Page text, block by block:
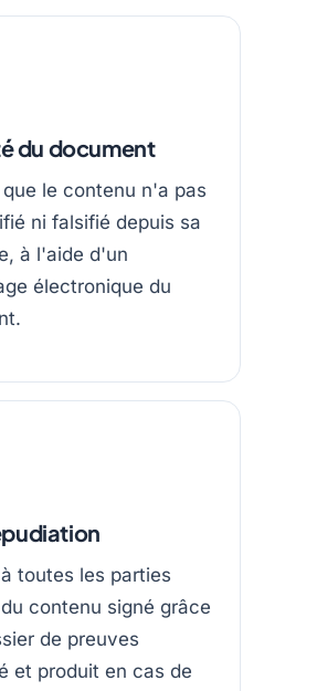
du document
le contenu n'a pas
ni falsifié depuis sa
à l'aide d'un
électronique du
toutes les parties
contenu signé grâce
de preuves
et produit en cas de